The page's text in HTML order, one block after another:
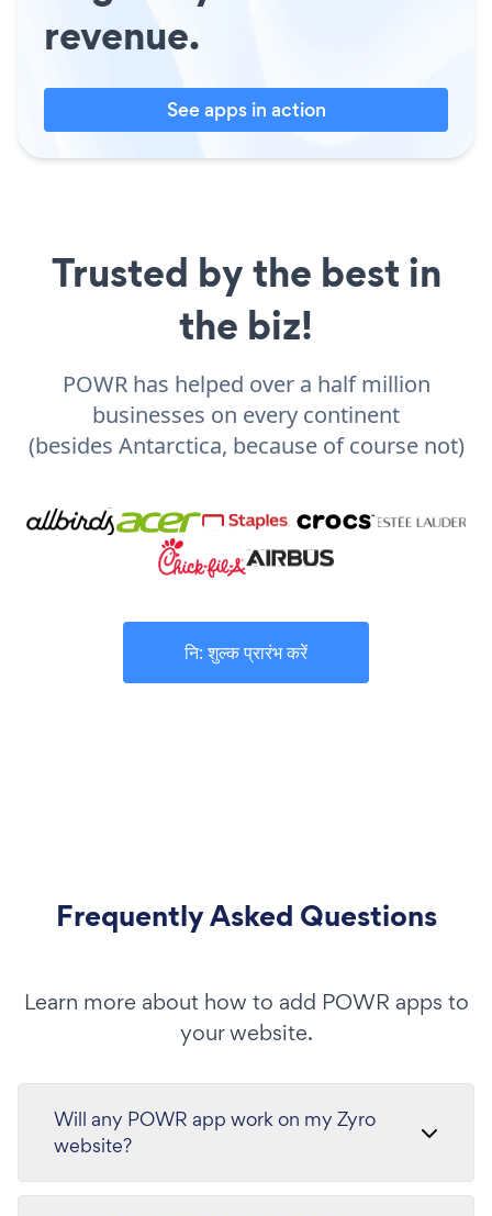
revenue.
See apps in action
Trusted by the best in
the biz!
POWR has helped over a half million
businesses on every continent
(besides Antarctica, because of course not)
नि: शुल्क प्रारंभ करें
Frequently Asked Questions
Learn more about how to add POWR apps to
your website.
Will any POWR app work on my Zyro
website?